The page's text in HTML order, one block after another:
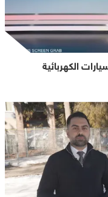
الكهربائية